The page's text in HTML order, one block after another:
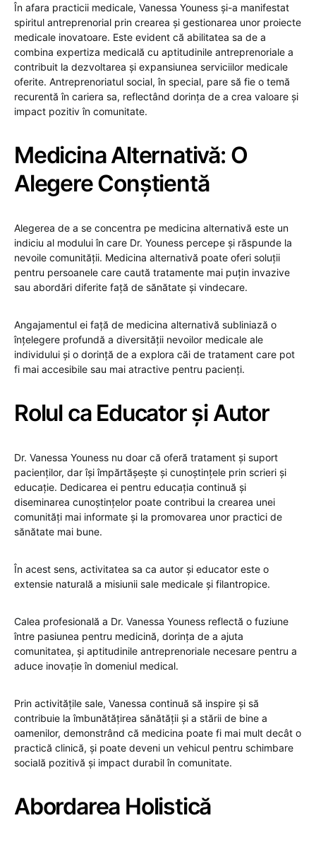
În afara practicii medicale, Vanessa Youness și-a manifestat
spiritul antreprenorial prin crearea și gestionarea unor proiecte
medicale inovatoare. Este evident că abilitatea sa de a
combina expertiza medicală cu aptitudinile antreprenoriale a
contribuit la dezvoltarea și expansiunea serviciilor medicale
oferite. Antreprenoriatul social, în special, pare să fie o temă
recurentă în cariera sa, reflectând dorința de a crea valoare și
impact pozitiv în comunitate.
Medicina Alternativă: O
Alegere Conștientă
Alegerea de a se concentra pe medicina alternativă este un
indiciu al modului în care Dr. Youness percepe și răspunde la
nevoile comunității. Medicina alternativă poate oferi soluții
pentru persoanele care caută tratamente mai puțin invazive
sau abordări diferite față de sănătate și vindecare.
Angajamentul ei față de medicina alternativă subliniază o
înțelegere profundă a diversității nevoilor medicale ale
individului și o dorință de a explora căi de tratament care pot
fi mai accesibile sau mai atractive pentru pacienți.
Rolul ca Educator și Autor
Dr. Vanessa Youness nu doar că oferă tratament și suport
pacienților, dar își împărtășește și cunoștințele prin scrieri și
educație. Dedicarea ei pentru educația continuă și
diseminarea cunoștințelor poate contribui la crearea unei
comunități mai informate și la promovarea unor practici de
sănătate mai bune.
În acest sens, activitatea sa ca autor și educator este o
extensie naturală a misiunii sale medicale și filantropice.
Calea profesională a Dr. Vanessa Youness reflectă o fuziune
între pasiunea pentru medicină, dorința de a ajuta
comunitatea, și aptitudinile antreprenoriale necesare pentru a
aduce inovație în domeniul medical.
Prin activitățile sale, Vanessa continuă să inspire și să
contribuie la îmbunătățirea sănătății și a stării de bine a
oamenilor, demonstrând că medicina poate fi mai mult decât o
practică clinică, și poate deveni un vehicul pentru schimbare
socială pozitivă și impact durabil în comunitate.
Abordarea Holistică